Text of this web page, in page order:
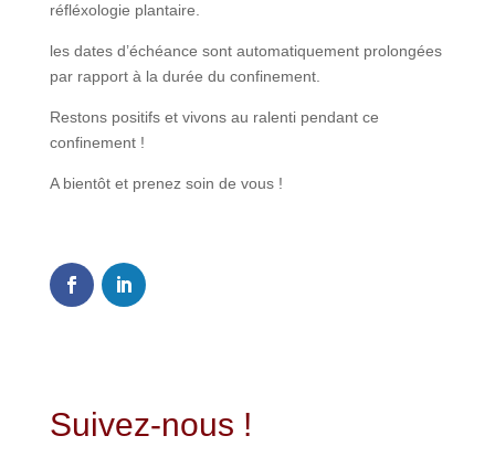
réfléxologie plantaire.
les dates d’échéance sont automatiquement prolongées
par rapport à la durée du confinement.
Restons positifs et vivons au ralenti pendant ce
confinement !
A bientôt et prenez soin de vous !
Suivez-nous !